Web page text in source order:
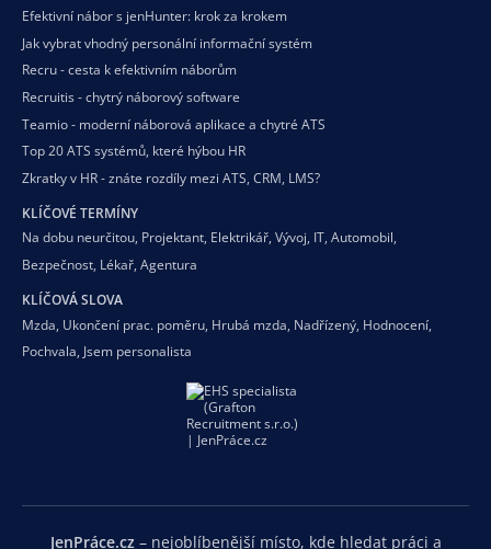
Efektivní nábor s jenHunter: krok za krokem
Jak vybrat vhodný personální informační systém
Recru - cesta k efektivním náborům
Recruitis - chytrý náborový software
Teamio - moderní náborová aplikace a chytré ATS
Top 20 ATS systémů, které hýbou HR
Zkratky v HR - znáte rozdíly mezi ATS, CRM, LMS?
KLÍČOVÉ TERMÍNY
Na dobu neurčitou, Projektant, Elektrikář, Vývoj, IT, Automobil,
Bezpečnost, Lékař, Agentura
KLÍČOVÁ SLOVA
Mzda, Ukončení prac. poměru, Hrubá mzda, Nadřízený, Hodnocení,
Pochvala, Jsem personalista
JenPráce.cz– nejoblíbenější místo, kde hledat práci a